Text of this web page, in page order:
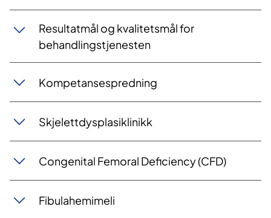
Resultatmål og kvalitetsmål for
behandlingstjenesten
​​​Kompetansespredning
Skjelettdysplasiklinikk
Congenital Femoral Deficiency (CFD)
Fibulahemimeli